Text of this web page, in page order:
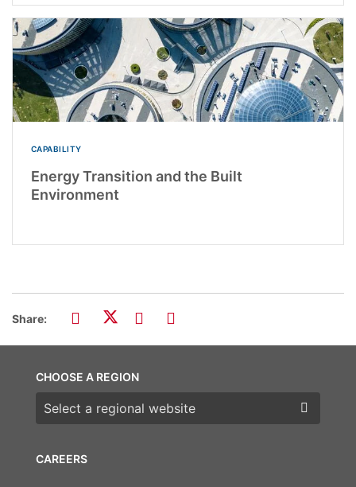
CAPABILITY
Energy Transition and the Built
Environment
Share:
CAREERS
CHOOSE A REGION
Choose a region